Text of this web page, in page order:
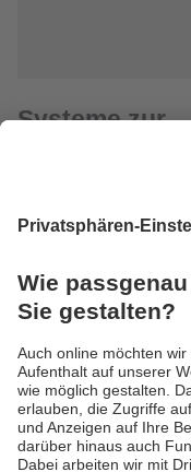
Systeme zur
Systeme zur
Anlagen. Sie helfen,
Das ifm-
sensoren erkennen
Antrieben und
Diagnoseelektronik